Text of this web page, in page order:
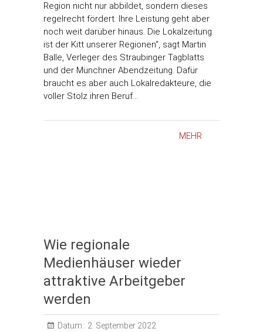
Region nicht nur abbildet, sondern dieses
regelrecht fördert. Ihre Leistung geht aber
noch weit darüber hinaus. Die Lokalzeitung
ist der Kitt unserer Regionen“, sagt Martin
Balle, Verleger des Straubinger Tagblatts
und der Münchner Abendzeitung. Dafür
braucht es aber auch Lokalredakteure, die
voller Stolz ihren Beruf…
MEHR
Wie regionale
Medienhäuser wieder
attraktive Arbeitgeber
werden
Datum : 2. September 2022